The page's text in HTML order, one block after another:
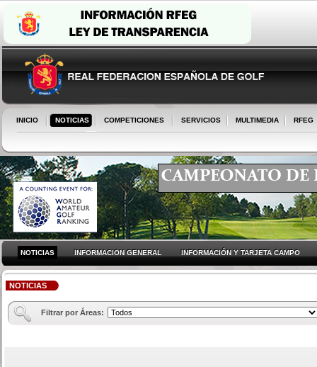
INICIO NOTICIAS COMPETICIONES SERVICIOS MULTIMEDIA RFEG
NOTICIAS INFORMACION GENERAL INFORMACIÓN Y TARJETA CAMPO
NOTICIAS
Filtrar por Áreas: